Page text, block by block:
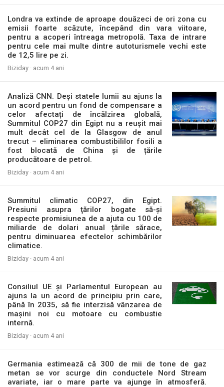
Londra va extinde de aproape douăzeci de ori zona cu
emisii foarte scăzute, începând din vara viitoare,
pentru a acoperi întreaga metropolă. Taxa de intrare
pentru cele mai multe dintre autoturismele vechi este
de 12,5 lire pe zi.
Biziday · acum 4 ani
Analiză CNN. Deși statele lumii au ajuns la
un acord pentru un fond de compensare a
celor afectați de încălzirea globală,
Summitul COP27 din Egipt nu a reușit mai
mult decât cel de la Glasgow de anul
trecut – eliminarea combustibililor fosili a
fost blocată de China și de țările
producătoare de petrol.
Biziday · acum 4 ani
Summitul climatic COP27, din Egipt.
Presiuni asupra ţărilor bogate să-și
respecte promisiunea de a ajuta cu 100 de
miliarde de dolari anual țările sărace,
pentru diminuarea efectelor schimbărilor
climatice.
Biziday · acum 4 ani
Consiliul UE și Parlamentul European au
ajuns la un acord de principiu prin care,
până în 2035, să fie interzisă vânzarea de
mașini noi cu motoare cu combustie
internă.
Biziday · acum 4 ani
Germania estimează că 300 de mii de tone de gaz
metan se vor scurge din conductele Nord Stream
avariate, iar o mare parte va ajunge în atmosferă.